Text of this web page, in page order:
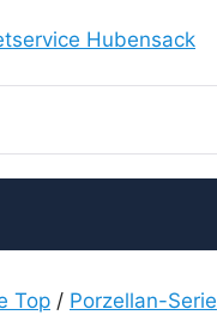
Top / Porzellan-Serie